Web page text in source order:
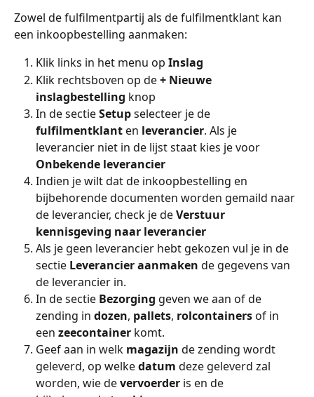
Zowel de fulfilmentpartij als de fulfilmentklant kan
een inkoopbestelling aanmaken:
Klik links in het menu op Inslag
Klik rechtsboven op de + Nieuwe
inslagbestelling knop
In de sectie Setup selecteer je de
fulfilmentklant en leverancier. Als je
leverancier niet in de lijst staat kies je voor
Onbekende leverancier
Indien je wilt dat de inkoopbestelling en
bijbehorende documenten worden gemaild naar
de leverancier, check je de Verstuur
kennisgeving naar leverancier
Als je geen leverancier hebt gekozen vul je in de
sectie Leverancier aanmaken de gegevens van
de leverancier in.
In de sectie Bezorging geven we aan of de
zending in dozen, pallets, rolcontainers of in
een zeecontainer komt.
Geef aan in welk magazijn de zending wordt
geleverd, op welke datum deze geleverd zal
worden, wie de vervoerder is en de